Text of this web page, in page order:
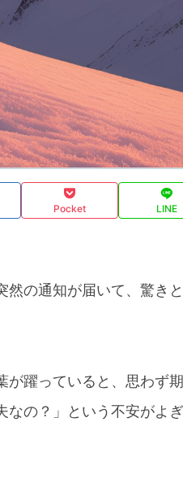
Pocket LINE
の通知が届いて、驚き
躍っていると、思わず
の？」という不安がよ